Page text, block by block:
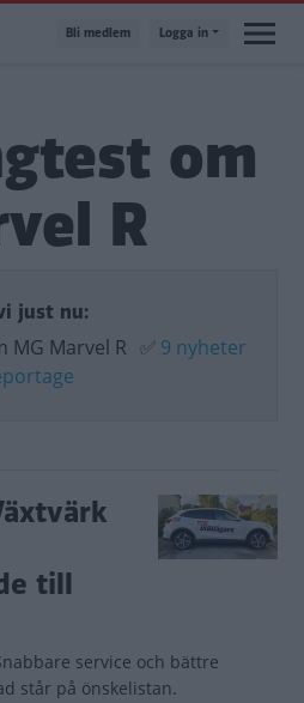
Bli medlem Logga in
om
R
just nu:
MG Marvel R ✅ 9 nyheter
till
service och bättre
står på önskelistan.